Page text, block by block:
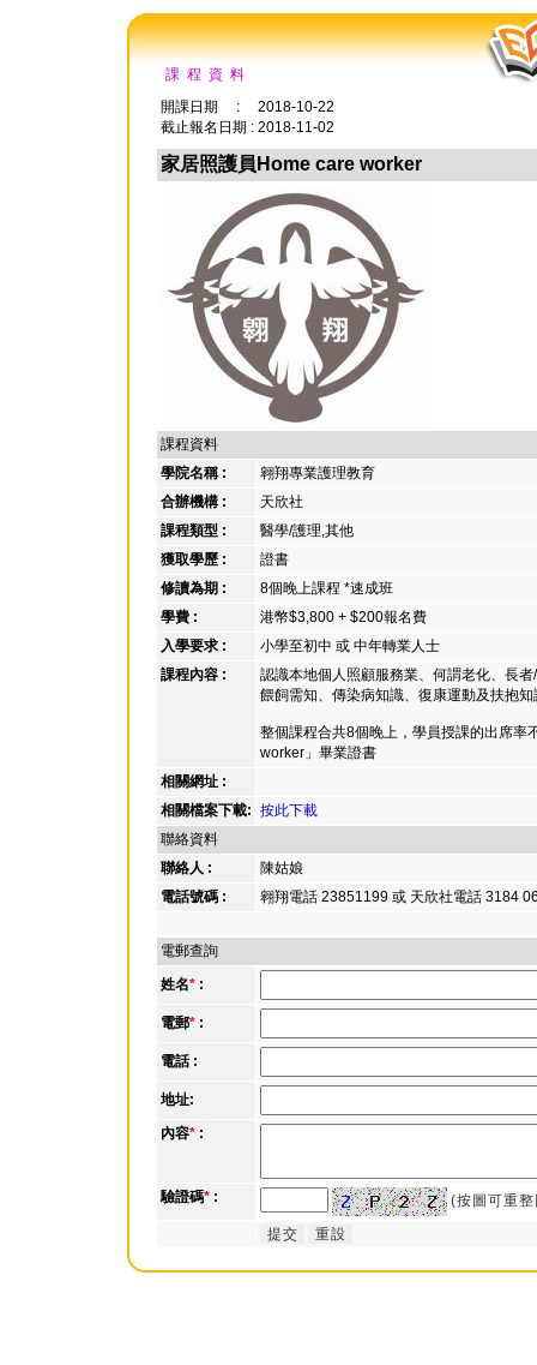
課 程 資 料
開課日期 : 2018-10-22
截止報名日期 : 2018-11-02
家居照護員Home care worker
課程資料
學院名稱 :
翱翔專業護理教育
合辦機構 :
天欣社
課程類型 :
醫學/護理,其他
獲取學歷 :
證書
修讀為期 :
8個晚上課程 *速成班
學費 :
港幣$3,800 + $200報名費
入學要求 :
小學至初中 或 中年轉業人士
課程內容 :
認識本地個人照顧服務業、何謂老化、長
餵飼需知、傳染病知識、復康運動及扶抱
整個課程合共8個晚上，學員授課的出席率
worker」畢業證書
相關網址 :
相關檔案下載: 按此下載
聯絡資料
聯絡人 :
陳姑娘
電話號碼 :
翱翔電話 23851199 或 天欣社電話 3184
電郵查詢
姓名* :
電郵* :
電話 :
地址:
內容* :
驗證碼* : (按圖可重